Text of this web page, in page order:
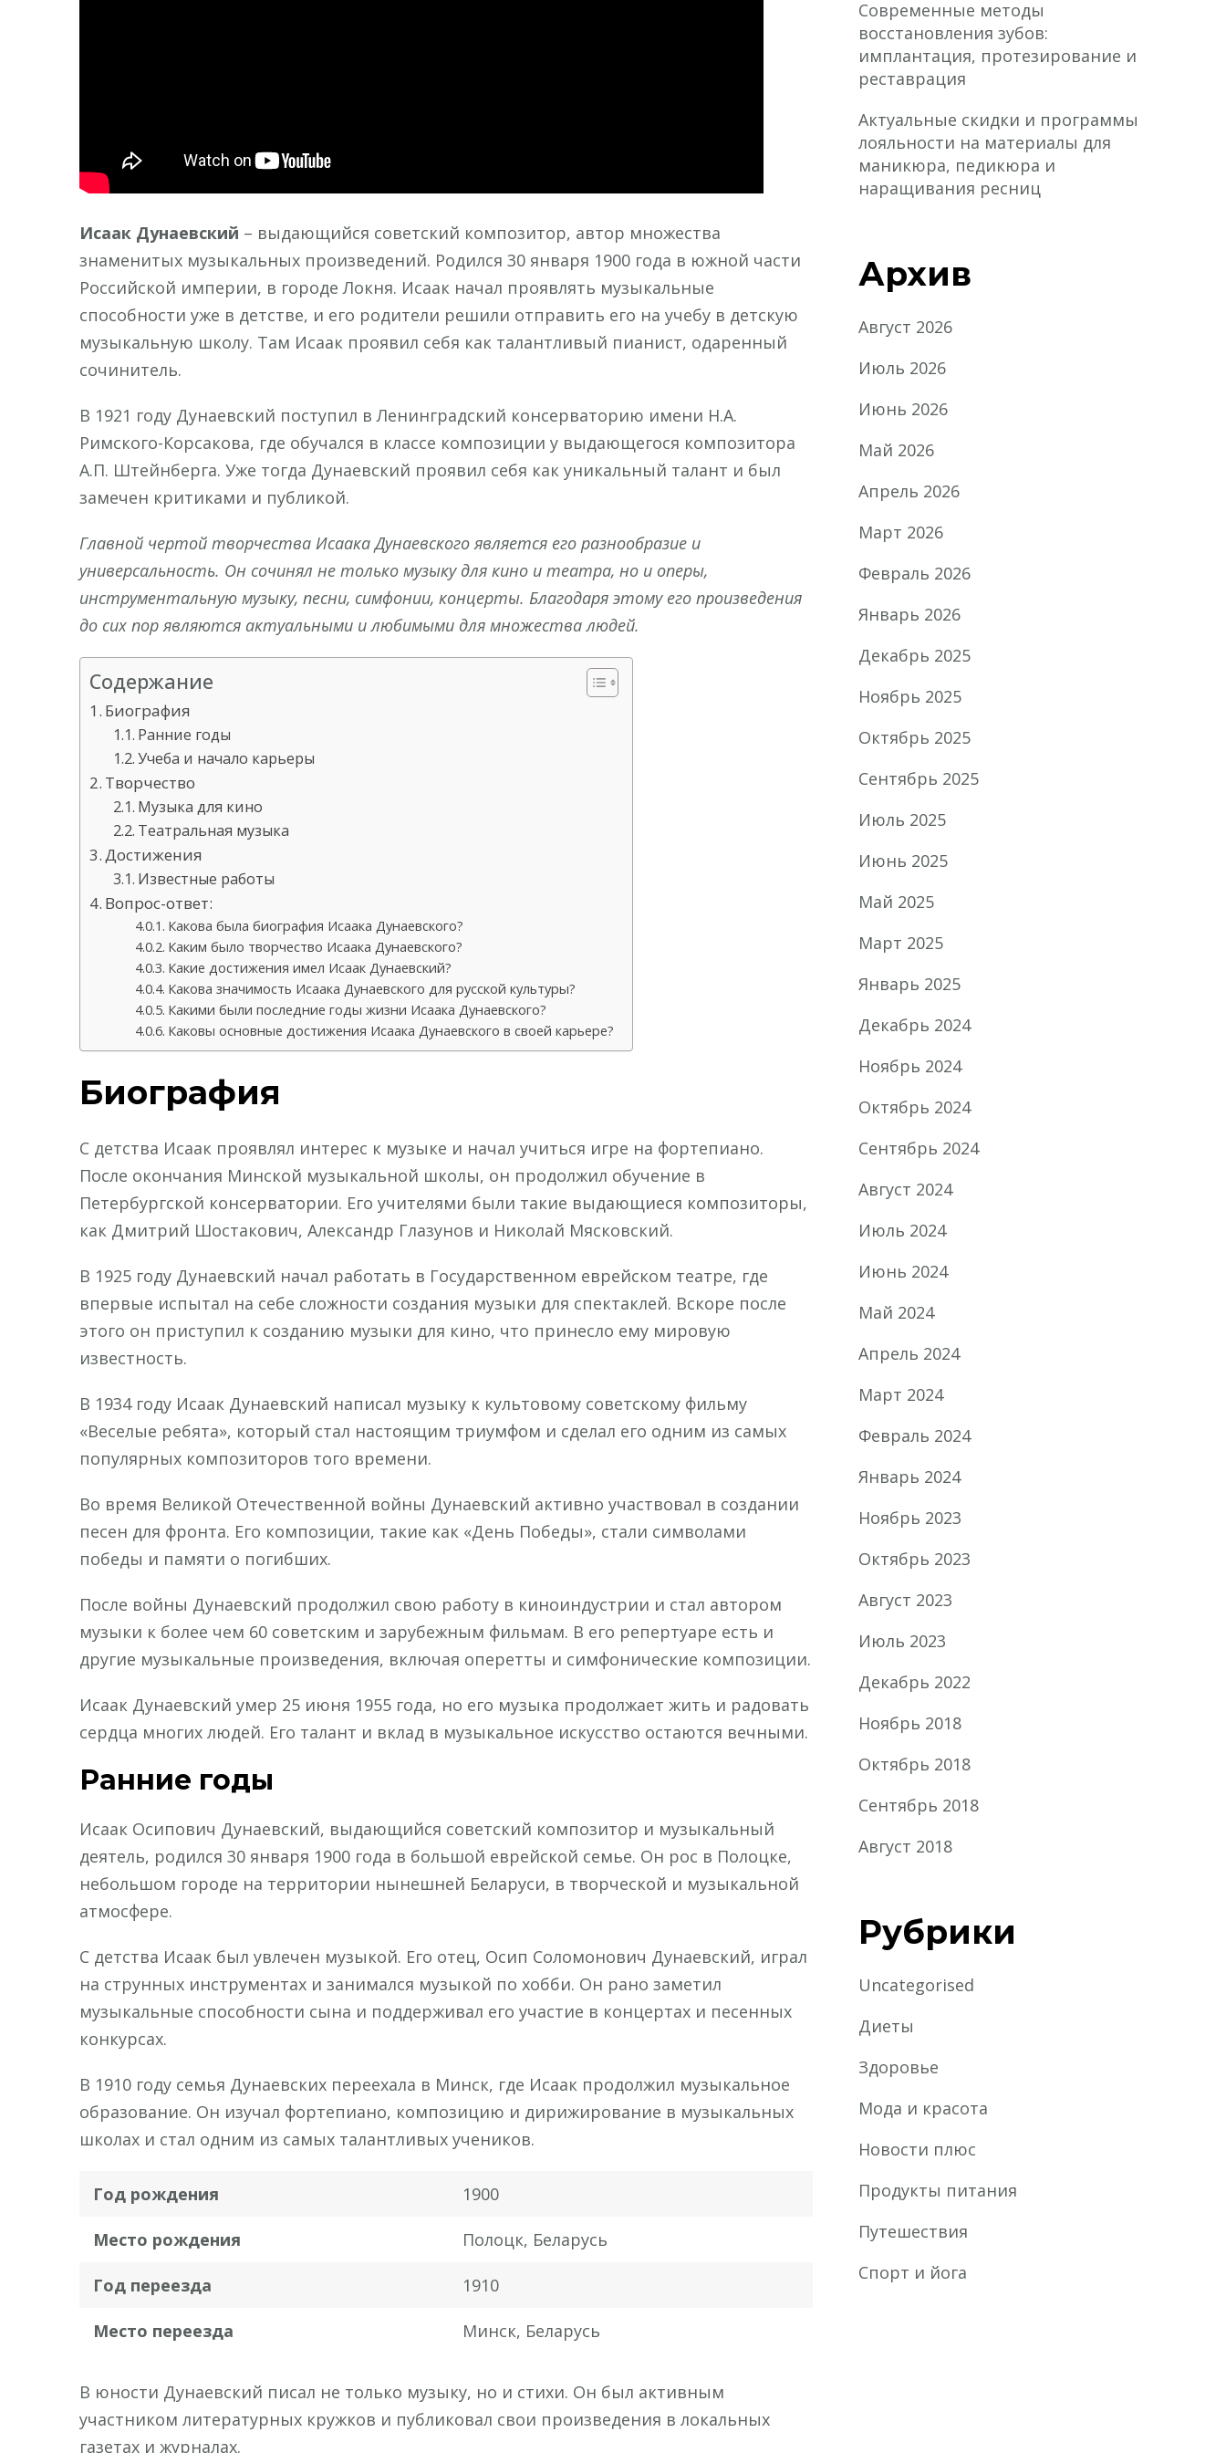
Исаак Дунаевский – выдающийся советский композитор, автор множества
знаменитых музыкальных произведений. Родился 30 января 1900 года в южной части
Российской империи, в городе Локня. Исаак начал проявлять музыкальные
способности уже в детстве, и его родители решили отправить его на учебу в детскую
музыкальную школу. Там Исаак проявил себя как талантливый пианист, одаренный
сочинитель.
В 1921 году Дунаевский поступил в Ленинградский консерваторию имени Н.А.
Римского-Корсакова, где обучался в классе композиции у выдающегося композитора
А.П. Штейнберга. Уже тогда Дунаевский проявил себя как уникальный талант и был
замечен критиками и публикой.
Главной чертой творчества Исаака Дунаевского является его разнообразие и
универсальность. Он сочинял не только музыку для кино и театра, но и оперы,
инструментальную музыку, песни, симфонии, концерты. Благодаря этому его произведения
до сих пор являются актуальными и любимыми для множества людей.
Содержание
Биография
Ранние годы
Учеба и начало карьеры
Творчество
Музыка для кино
Театральная музыка
Достижения
Известные работы
Вопрос-ответ:
Какова была биография Исаака Дунаевского?
Каким было творчество Исаака Дунаевского?
Какие достижения имел Исаак Дунаевский?
Какова значимость Исаака Дунаевского для русской культуры?
Какими были последние годы жизни Исаака Дунаевского?
Каковы основные достижения Исаака Дунаевского в своей карьере?
Биография
С детства Исаак проявлял интерес к музыке и начал учиться игре на фортепиано.
После окончания Минской музыкальной школы, он продолжил обучение в
Петербургской консерватории. Его учителями были такие выдающиеся композиторы,
как Дмитрий Шостакович, Александр Глазунов и Николай Мясковский.
В 1925 году Дунаевский начал работать в Государственном еврейском театре, где
впервые испытал на себе сложности создания музыки для спектаклей. Вскоре после
этого он приступил к созданию музыки для кино, что принесло ему мировую
известность.
В 1934 году Исаак Дунаевский написал музыку к культовому советскому фильму
«Веселые ребята», который стал настоящим триумфом и сделал его одним из самых
популярных композиторов того времени.
Во время Великой Отечественной войны Дунаевский активно участвовал в создании
песен для фронта. Его композиции, такие как «День Победы», стали символами
победы и памяти о погибших.
После войны Дунаевский продолжил свою работу в киноиндустрии и стал автором
музыки к более чем 60 советским и зарубежным фильмам. В его репертуаре есть и
другие музыкальные произведения, включая оперетты и симфонические композиции.
Исаак Дунаевский умер 25 июня 1955 года, но его музыка продолжает жить и радовать
сердца многих людей. Его талант и вклад в музыкальное искусство остаются вечными.
Ранние годы
Исаак Осипович Дунаевский, выдающийся советский композитор и музыкальный
деятель, родился 30 января 1900 года в большой еврейской семье. Он рос в Полоцке,
небольшом городе на территории нынешней Беларуси, в творческой и музыкальной
атмосфере.
С детства Исаак был увлечен музыкой. Его отец, Осип Соломонович Дунаевский, играл
на струнных инструментах и занимался музыкой по хобби. Он рано заметил
музыкальные способности сына и поддерживал его участие в концертах и песенных
конкурсах.
В 1910 году семья Дунаевских переехала в Минск, где Исаак продолжил музыкальное
образование. Он изучал фортепиано, композицию и дирижирование в музыкальных
школах и стал одним из самых талантливых учеников.
Год рождения 1900
Место рождения Полоцк, Беларусь
Год переезда 1910
Место переезда Минск, Беларусь
В юности Дунаевский писал не только музыку, но и стихи. Он был активным
участником литературных кружков и публиковал свои произведения в локальных
газетах и журналах.
Современные методы
восстановления зубов:
имплантация, протезирование и
реставрация
Актуальные скидки и программы
лояльности на материалы для
маникюра, педикюра и
наращивания ресниц
Архив
Август 2026
Июль 2026
Июнь 2026
Май 2026
Апрель 2026
Март 2026
Февраль 2026
Январь 2026
Декабрь 2025
Ноябрь 2025
Октябрь 2025
Сентябрь 2025
Июль 2025
Июнь 2025
Май 2025
Март 2025
Январь 2025
Декабрь 2024
Ноябрь 2024
Октябрь 2024
Сентябрь 2024
Август 2024
Июль 2024
Июнь 2024
Май 2024
Апрель 2024
Март 2024
Февраль 2024
Январь 2024
Ноябрь 2023
Октябрь 2023
Август 2023
Июль 2023
Декабрь 2022
Ноябрь 2018
Октябрь 2018
Сентябрь 2018
Август 2018
Рубрики
Uncategorised
Диеты
Здоровье
Мода и красота
Новости плюс
Продукты питания
Путешествия
Спорт и йога